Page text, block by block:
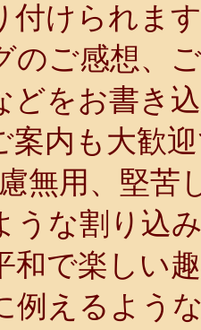
付けられま
のご感想、
どをお書き
案内も大歓
無用、堅苦
うな割り込
和で楽しい
例えるよう